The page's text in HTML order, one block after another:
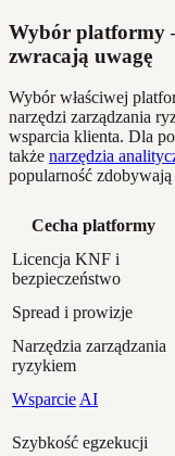
Wybór platformy
zwracają uwagę
Wybór właściwej
narzędzi zarządzania
wsparcia klienta. Dla
także narzędzia
popularność
Cecha platformy
Licencja KNF i
bezpieczeństwo
Spread i prowizje
Narzędzia zarządzania
ryzykiem
Wsparcie AI
Szybkość egzekucji